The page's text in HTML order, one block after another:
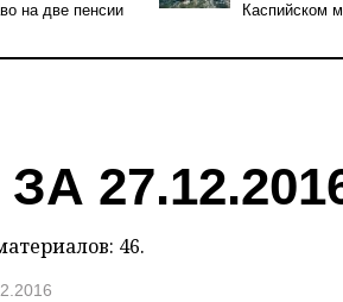
на две пенсии
Каспийском
46.